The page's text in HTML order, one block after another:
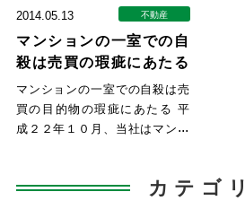
2014.05.13 不動産
マンションの一室での自
殺は売買の瑕疵にあたる
マンションの一室での自殺は売
買の目的物の瑕疵にあたる 平
成２２年１０月、当社はマンシ
カテゴリ